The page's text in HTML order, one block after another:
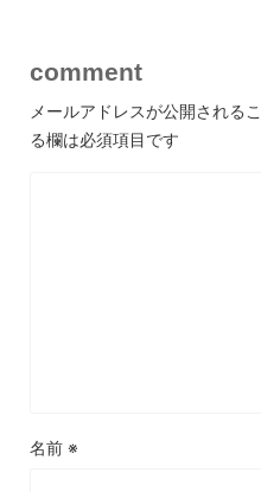
comment
メールアドレスが公開される
る欄は必須項目です
名前 ※